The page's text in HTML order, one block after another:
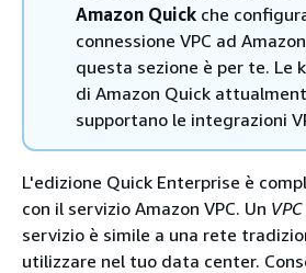
Amazon Quick che
connessione VPC ad
questa sezione è per te. Le
di Amazon Quick
supportano le integrazioni
L'edizione Quick Enterprise è
con il servizio Amazon VPC. Un VPC
servizio è simile a una rete
utilizzare nel tuo data center.